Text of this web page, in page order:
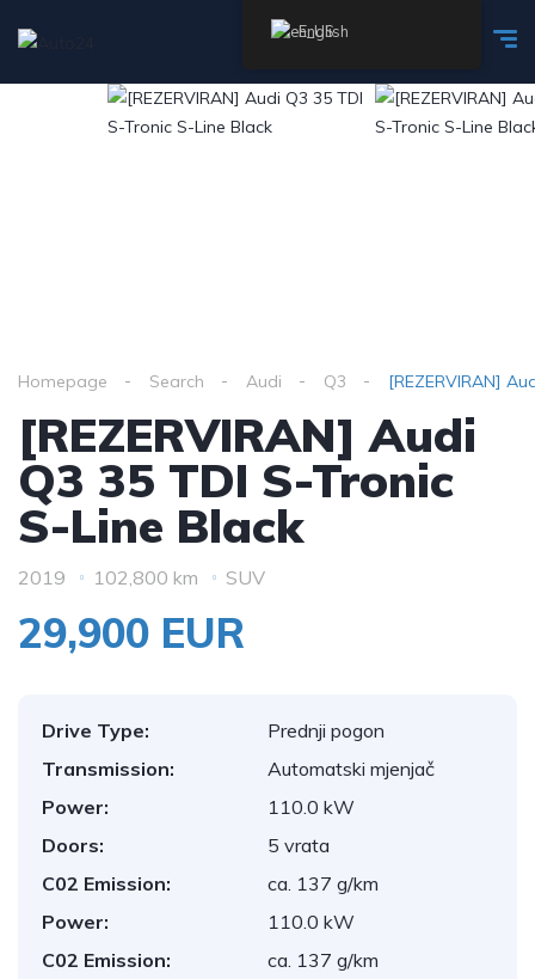
Homepage Search Audi Q3 [REZERVIRAN]
[REZERVIRAN] Audi
Q3 35 TDI S-Tronic
S-Line Black
2019 102,800 km SUV
29,900 EUR
Drive Type:
Prednji pogon
Transmission:
Automatski mjenjač
Power:
110.0 kW
Doors:
5 vrata
C02 Emission:
ca. 137 g/km
Power:
110.0 kW
C02 Emission:
ca. 137 g/km
English